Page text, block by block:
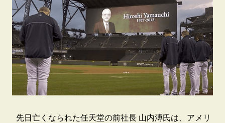
先日亡くなられた任天堂の前社長 山内溥氏は、アメリ